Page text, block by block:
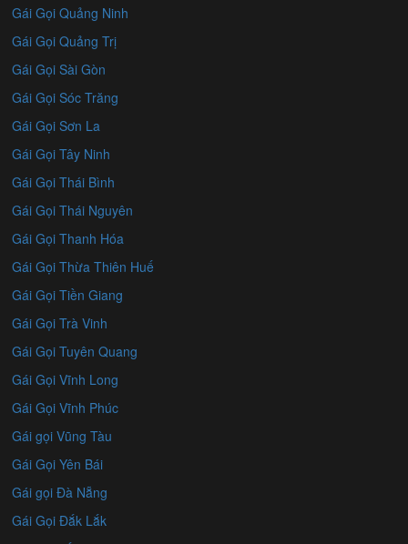
Gái Gọi Quảng Ninh
Gái Gọi Quảng Trị
Gái Gọi Sài Gòn
Gái Gọi Sóc Trăng
Gái Gọi Sơn La
Gái Gọi Tây Ninh
Gái Gọi Thái Bình
Gái Gọi Thái Nguyên
Gái Gọi Thanh Hóa
Gái Gọi Thừa Thiên Huế
Gái Gọi Tiền Giang
Gái Gọi Trà Vinh
Gái Gọi Tuyên Quang
Gái Gọi Vĩnh Long
Gái Gọi Vĩnh Phúc
Gái gọi Vũng Tàu
Gái Gọi Yên Bái
Gái gọi Đà Nẵng
Gái Gọi Đắk Lắk